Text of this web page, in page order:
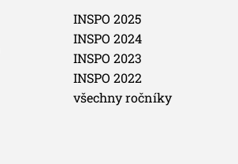
INSPO 2025
INSPO 2024
INSPO 2023
INSPO 2022
všechny ročníky